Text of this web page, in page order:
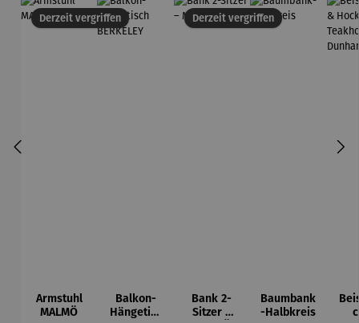
Derzeit vergriffen
Armstuhl
MALMÖ
Balkon-
Hängetisc
Derzeit vergriffen
Bank 2-
Sitzer –
Baumbank
-Halbkreis